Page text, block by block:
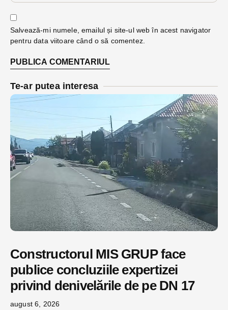
Salvează-mi numele, emailul și site-ul web în acest navigator
pentru data viitoare când o să comentez.
Te-ar putea interesa
Constructorul MIS GRUP face
publice concluziile expertizei
privind denivelările de pe DN 17
august 6, 2026